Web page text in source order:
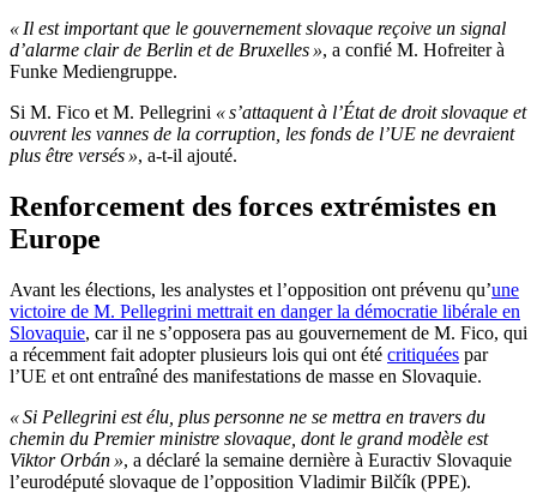
« Il est important que le gouvernement slovaque reçoive un signal
d’alarme clair de Berlin et de Bruxelles », a confié M. Hofreiter à
Funke Mediengruppe.
Si M. Fico et M. Pellegrini « s’attaquent à l’État de droit slovaque et
ouvrent les vannes de la corruption, les fonds de l’UE ne devraient
plus être versés », a-t-il ajouté.
Renforcement des forces extrémistes en
Europe
Avant les élections, les analystes et l’opposition ont prévenu qu’une
victoire de M. Pellegrini mettrait en danger la démocratie libérale en
Slovaquie, car il ne s’opposera pas au gouvernement de M. Fico, qui
a récemment fait adopter plusieurs lois qui ont été critiquées par
l’UE et ont entraîné des manifestations de masse en Slovaquie.
« Si Pellegrini est élu, plus personne ne se mettra en travers du
chemin du Premier ministre slovaque, dont le grand modèle est
Viktor Orbán », a déclaré la semaine dernière à Euractiv Slovaquie
l’eurodéputé slovaque de l’opposition Vladimir Bilčík (PPE).